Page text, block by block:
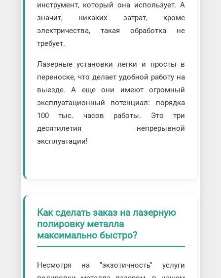
инструмент, который она использует. А
значит, никаких затрат, кроме
электричества, такая обработка не
требует.
Лазерные установки легки и просты в
переноске, что делает удобной работу на
выезде. А еще они имеют огромный
эксплуатационный потенциал: порядка
100 тыс. часов работы. Это три
десятилетия непрерывной
эксплуатации!
Как сделать заказ на лазерную
полировку металла
максимально быстро?
Несмотря на "экзотичность" услуги